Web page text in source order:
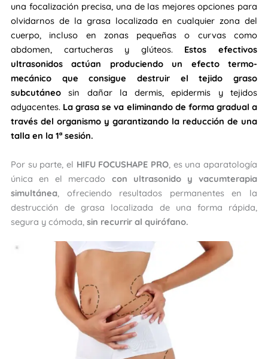
una focalización precisa, una de las mejores opciones para
olvidarnos de la grasa localizada en cualquier zona del
cuerpo, incluso en zonas pequeñas o curvas como
abdomen, cartucheras y glúteos. Estos efectivos
ultrasonidos actúan produciendo un efecto termo-
mecánico que consigue destruir el tejido graso
subcutáneosin dañar la dermis, epidermis y tejidos
adyacentes.La grasa se va eliminando de forma gradual a
través del organismo y garantizando la reducción de una
talla en la 1ª sesión.
Por su parte, el HIFU FOCUSHAPE PRO, es una aparatología
única en el mercado con ultrasonido y vacumterapia
simultánea, ofreciendo resultados permanentes en la
destrucción de grasa localizada de una forma rápida,
segura y cómoda, sin recurrir al quirófano.